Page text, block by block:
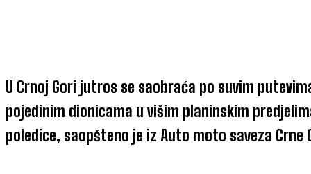
U Crnoj Gori jutros se saobraća po suvim
pojedinim dionicama u višim planinskim
poledice, saopšteno je iz Auto moto saveza Crne